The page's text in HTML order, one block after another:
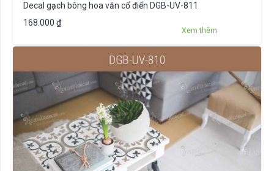
Decal gạch bông hoa văn cổ điển DGB-UV-811
168.000 ₫
Xem thêm